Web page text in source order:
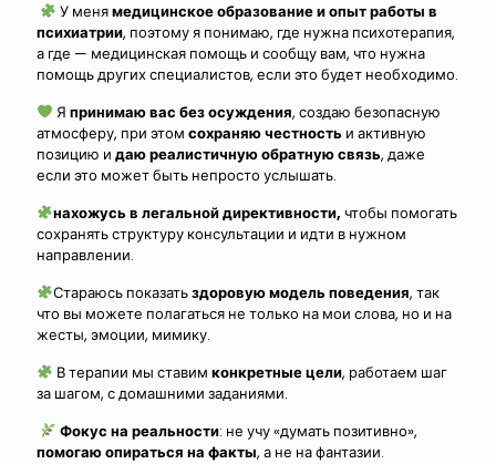
У менямедицинское образование и опыт работы в
психиатрии, поэтому я понимаю, где нужна психотерапия,
а где — медицинская помощь и сообщу вам, что нужна
помощь других специалистов, если это будет необходимо.
Я принимаю вас без осуждения, создаю безопасную
атмосферу, при этом сохраняю честность и активную
позицию и даю реалистичную обратную связь, даже
если это может быть непросто услышать.
нахожусь в легальной директивности, чтобы помогать
сохранять структуру консультации и идти в нужном
направлении.
Стараюсь показатьздоровую модель поведения, так
что вы можете полагаться не только на мои слова, но и на
жесты, эмоции, мимику.
В терапии мы ставим конкретные цели, работаем шаг
за шагом, с домашними заданиями.
Фокус на реальности: не учу «думать позитивно»,
помогаю опираться на факты, а не на фантазии.